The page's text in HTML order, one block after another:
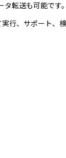
転送も可能です。
行、サポート、